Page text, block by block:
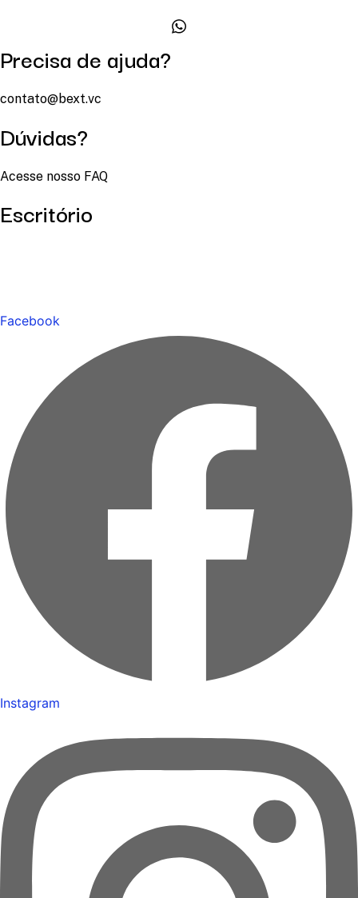
Precisa de ajuda?
contato@bext.vc
Dúvidas?
Acesse nosso FAQ
Escritório
Facebook
Instagram